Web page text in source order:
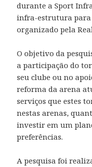
durante a Sport
infra-estrutura para
organizado pela
O objetivo da
a participação do
seu clube ou no
reforma da arena
serviços que estes
nestas arenas,
investir em um
preferências.
A pesquisa foi